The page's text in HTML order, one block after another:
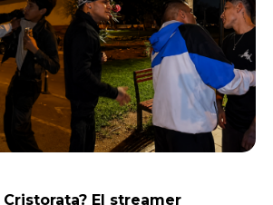
Cristorata? El streamer